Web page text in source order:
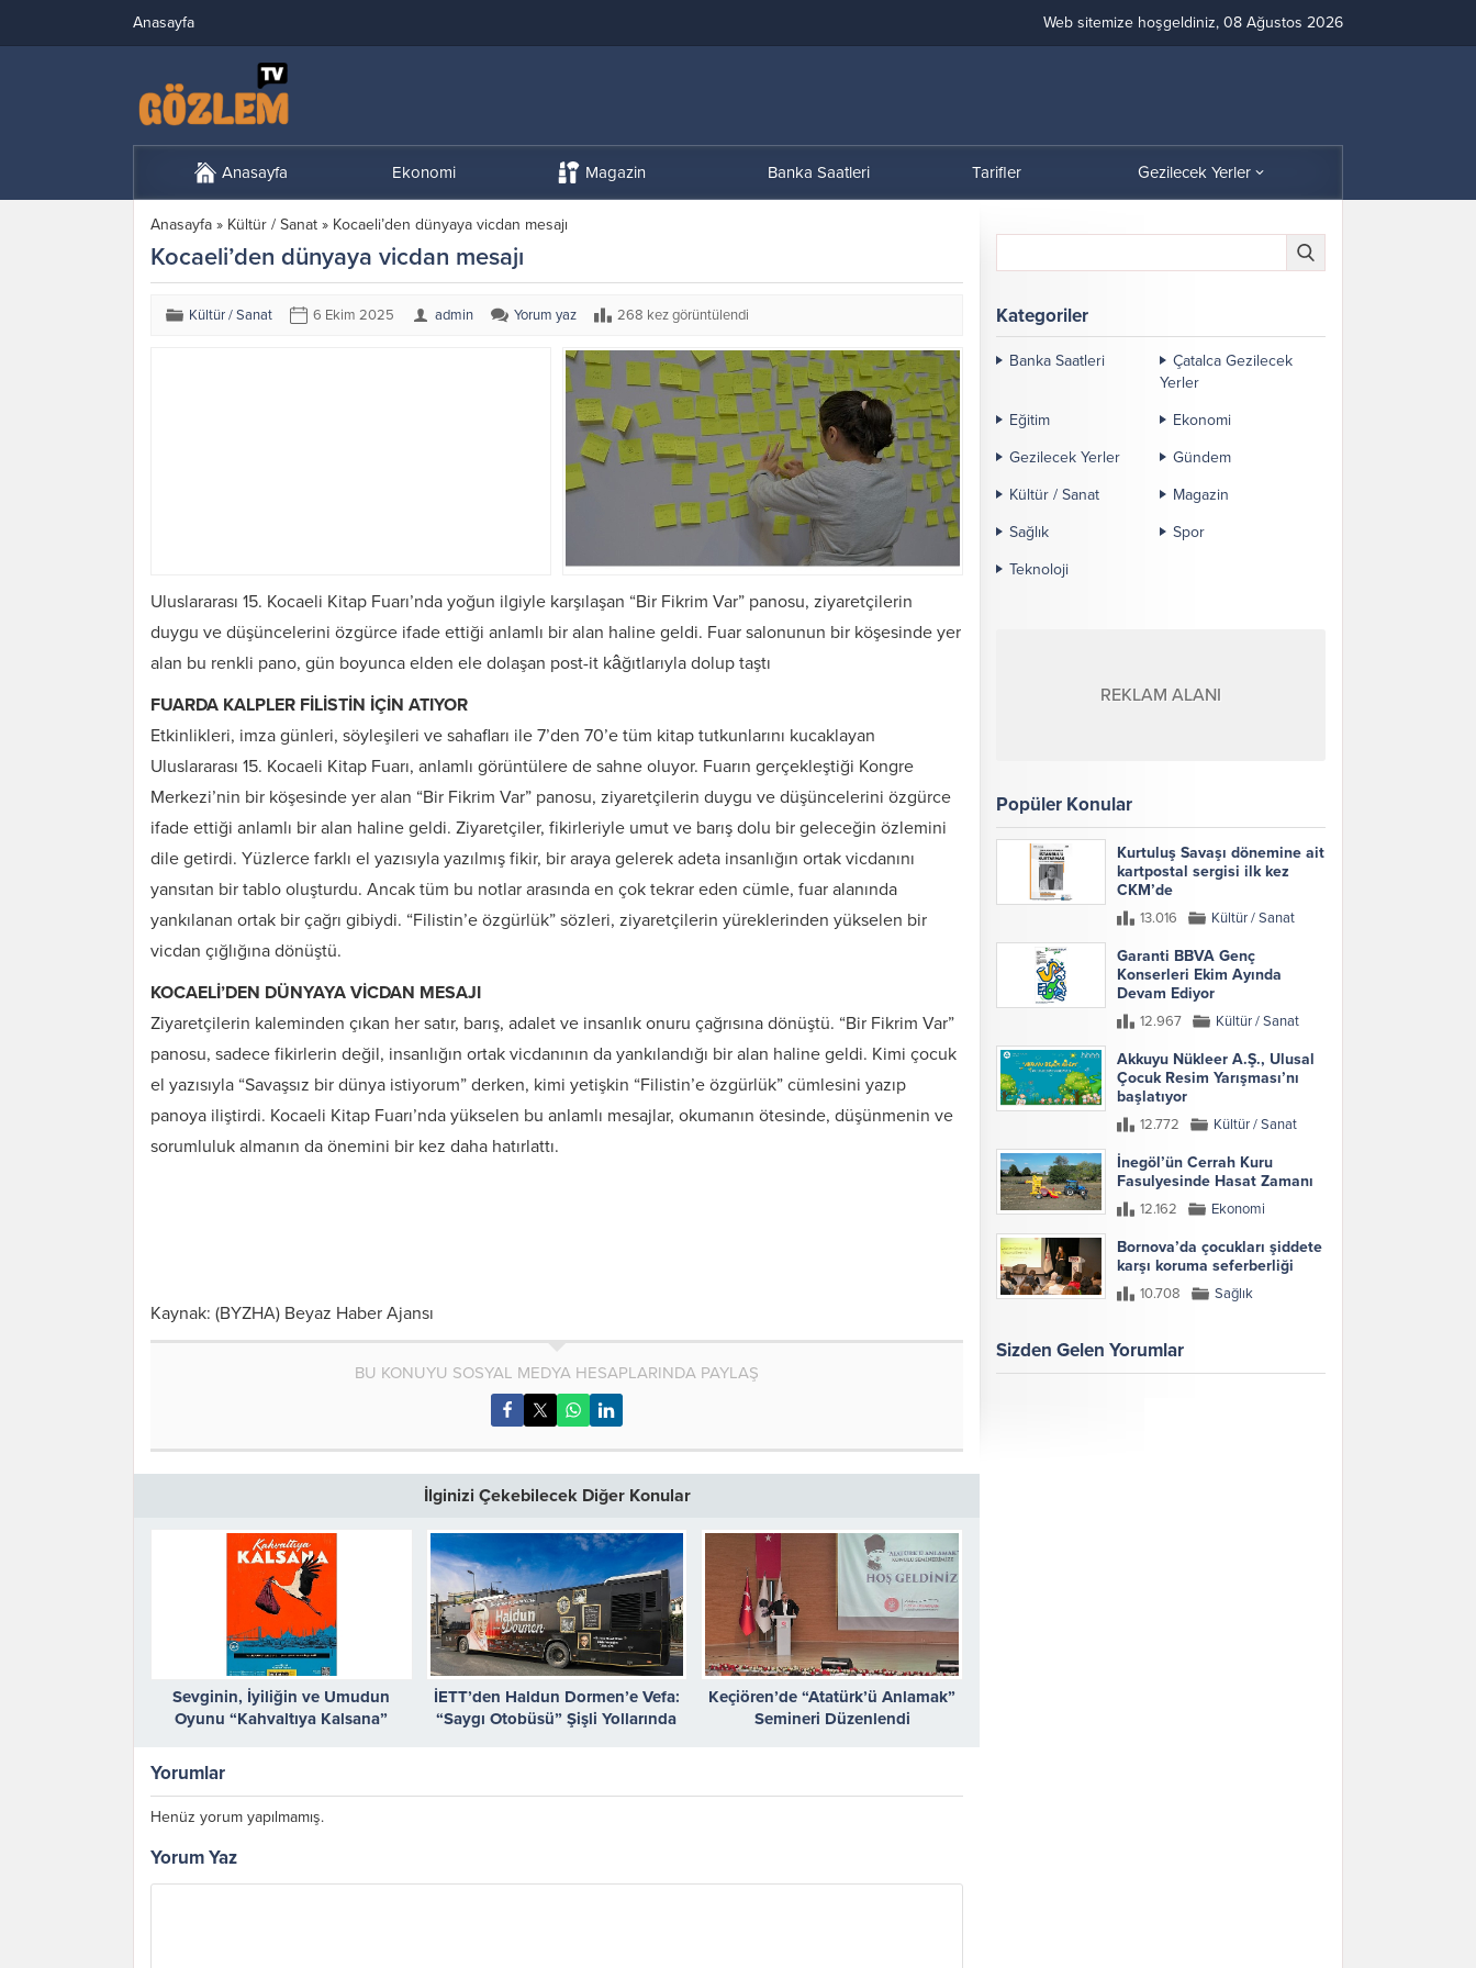
Anasayfa Web sitemize hoşgeldiniz, 08 Ağustos 2026
Anasayfa Ekonomi Magazin Banka Saatleri Tarifler Gezilecek Yerler
Anasayfa » Kültür / Sanat » Kocaeli’den dünyaya vicdan mesajı
Kocaeli’den dünyaya vicdan mesajı
Kültür / Sanat 6 Ekim 2025 admin Yorum yaz 268 kez görüntülendi
Uluslararası 15. Kocaeli Kitap Fuarı’nda yoğun ilgiyle karşılaşan “Bir Fikrim Var” panosu, ziyaretçilerin
duygu ve düşüncelerini özgürce ifade ettiği anlamlı bir alan haline geldi. Fuar salonunun bir köşesinde yer
alan bu renkli pano, gün boyunca elden ele dolaşan post-it kâğıtlarıyla dolup taştı
FUARDA KALPLER FİLİSTİN İÇİN ATIYOR
Etkinlikleri, imza günleri, söyleşileri ve sahafları ile 7’den 70’e tüm kitap tutkunlarını kucaklayan
Uluslararası 15. Kocaeli Kitap Fuarı, anlamlı görüntülere de sahne oluyor. Fuarın gerçekleştiği Kongre
Merkezi’nin bir köşesinde yer alan “Bir Fikrim Var” panosu, ziyaretçilerin duygu ve düşüncelerini özgürce
ifade ettiği anlamlı bir alan haline geldi. Ziyaretçiler, fikirleriyle umut ve barış dolu bir geleceğin özlemini
dile getirdi. Yüzlerce farklı el yazısıyla yazılmış fikir, bir araya gelerek adeta insanlığın ortak vicdanını
yansıtan bir tablo oluşturdu. Ancak tüm bu notlar arasında en çok tekrar eden cümle, fuar alanında
yankılanan ortak bir çağrı gibiydi. “Filistin’e özgürlük” sözleri, ziyaretçilerin yüreklerinden yükselen bir
vicdan çığlığına dönüştü.
KOCAELİ’DEN DÜNYAYA VİCDAN MESAJI
Ziyaretçilerin kaleminden çıkan her satır, barış, adalet ve insanlık onuru çağrısına dönüştü. “Bir Fikrim Var”
panosu, sadece fikirlerin değil, insanlığın ortak vicdanının da yankılandığı bir alan haline geldi. Kimi çocuk
el yazısıyla “Savaşsız bir dünya istiyorum” derken, kimi yetişkin “Filistin’e özgürlük” cümlesini yazıp
panoya iliştirdi. Kocaeli Kitap Fuarı’nda yükselen bu anlamlı mesajlar, okumanın ötesinde, düşünmenin ve
sorumluluk almanın da önemini bir kez daha hatırlattı.
Kaynak: (BYZHA) Beyaz Haber Ajansı
BU KONUYU SOSYAL MEDYA HESAPLARINDA PAYLAŞ
İlginizi Çekebilecek Diğer Konular
Sevginin, İyiliğin ve Umudun
Oyunu “Kahvaltıya Kalsana”
İETT’den Haldun Dormen’e Vefa:
“Saygı Otobüsü” Şişli Yollarında
Keçiören’de “Atatürk’ü Anlamak”
Semineri Düzenlendi
Yorumlar
Henüz yorum yapılmamış.
Yorum Yaz
Kategoriler
Banka Saatleri
Çatalca Gezilecek
Yerler
Eğitim
Ekonomi
Gezilecek Yerler
Gündem
Kültür / Sanat
Magazin
Sağlık
Spor
Teknoloji
REKLAM ALANI
Popüler Konular
Kurtuluş Savaşı dönemine ait
kartpostal sergisi ilk kez
CKM’de
13.016 Kültür / Sanat
Garanti BBVA Genç
Konserleri Ekim Ayında
Devam Ediyor
12.967 Kültür / Sanat
Akkuyu Nükleer A.Ş., Ulusal
Çocuk Resim Yarışması’nı
başlatıyor
12.772 Kültür / Sanat
İnegöl’ün Cerrah Kuru
Fasulyesinde Hasat Zamanı
12.162 Ekonomi
Bornova’da çocukları şiddete
karşı koruma seferberliği
10.708 Sağlık
Sizden Gelen Yorumlar